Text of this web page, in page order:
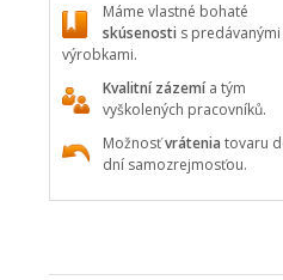
Máme vlastné bohaté
skúsenosti s predávanými
výrobkami.
Kvalitní zázemía tým
vyškolených pracovníků.
Možnosťvrátenia tovaru
dní samozrejmosťou.